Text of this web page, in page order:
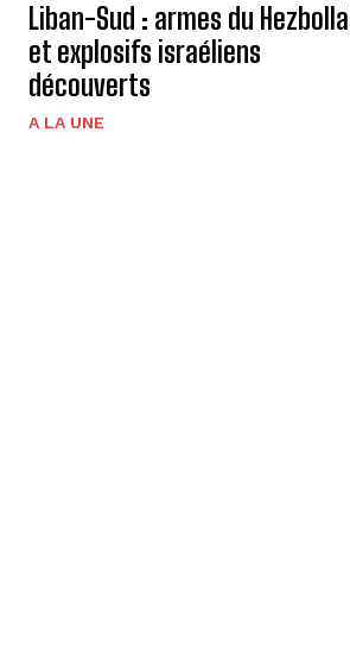
Liban-Sud : armes du
et explosifs israéliens
découverts
A LA UNE